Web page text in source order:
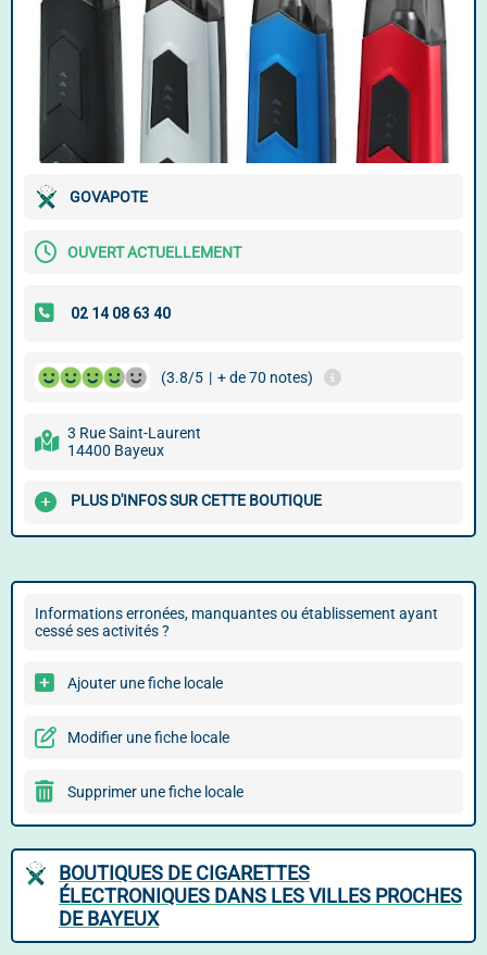
GOVAPOTE
OUVERT ACTUELLEMENT
(3.8/5 | + de 70 notes)
3 Rue Saint-Laurent
14400 Bayeux
PLUS D'INFOS SUR CETTE BOUTIQUE
Informations erronées, manquantes ou établissement ayant
cessé ses activités ?
Ajouter une fiche locale
Modifier une fiche locale
Supprimer une fiche locale
BOUTIQUES DE CIGARETTES
ÉLECTRONIQUES DANS LES VILLES PROCHES
DE BAYEUX